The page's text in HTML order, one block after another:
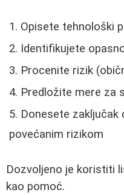
Opisete tehnološki
Identifikujete
Procenite rizik
Predložite mere za
Donesete zaključak
povećanim rizikom
Dozvoljeno je koristiti
kao pomoć.